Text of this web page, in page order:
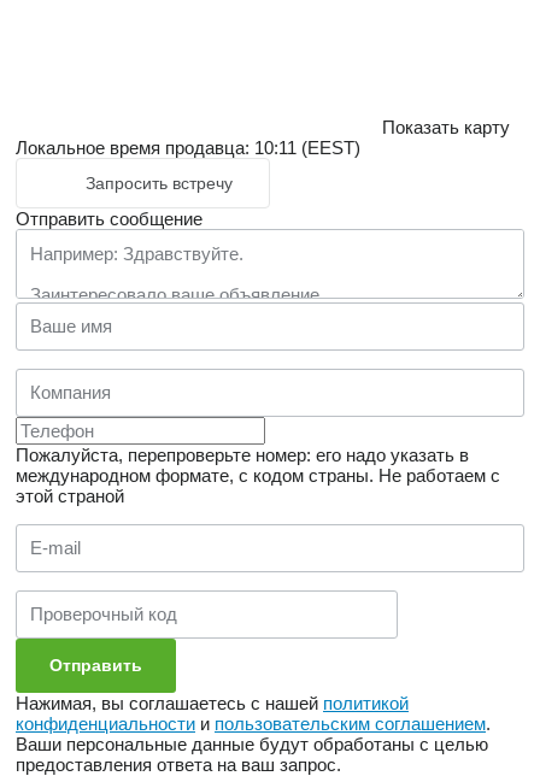
Показать карту
Локальное время продавца: 10:11 (EEST)
Запросить встречу
Отправить сообщение
Пожалуйста, перепроверьте номер: его надо указать в
международном формате, с кодом страны. Не работаем с
этой страной
Нажимая, вы соглашаетесь с нашей политикой
конфиденциальности и пользовательским соглашением.
Ваши персональные данные будут обработаны с целью
предоставления ответа на ваш запрос.